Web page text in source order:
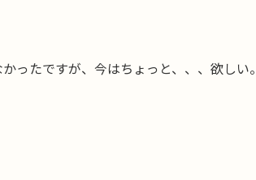
ったですが、今はちょっと、、、欲しい。